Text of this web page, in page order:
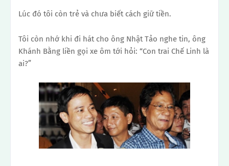
Lúc đó tôi còn trẻ và chưa biết cách giữ tiền.
Tôi còn nhớ khi đi hát cho ông Nhật Tảo nghe tin, ông
Khánh Bằng liền gọi xe ôm tới hỏi: “Con trai Chế Linh là
ai?”